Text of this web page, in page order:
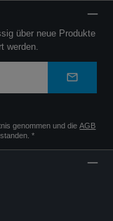
über neue Produkte
werden.
genommen und dieAGB
*